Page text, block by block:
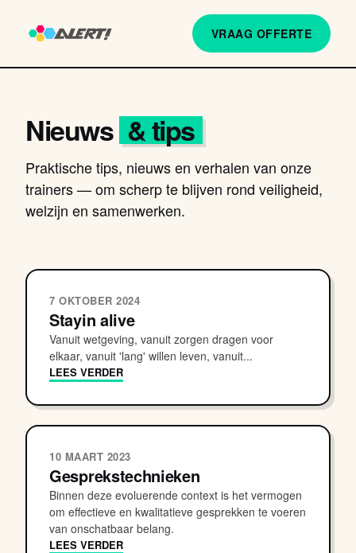
VRAAG OFFERTE
Nieuws & tips
Praktische tips, nieuws en verhalen van onze
trainers — om scherp te blijven rond veiligheid,
welzijn en samenwerken.
7 OKTOBER 2024
Stayin alive
Vanuit wetgeving, vanuit zorgen dragen voor
elkaar, vanuit 'lang' willen leven, vanuit...
LEES VERDER
10 MAART 2023
Gesprekstechnieken
Binnen deze evoluerende context is het vermogen
om effectieve en kwalitatieve gesprekken te voeren
van onschatbaar belang.
LEES VERDER